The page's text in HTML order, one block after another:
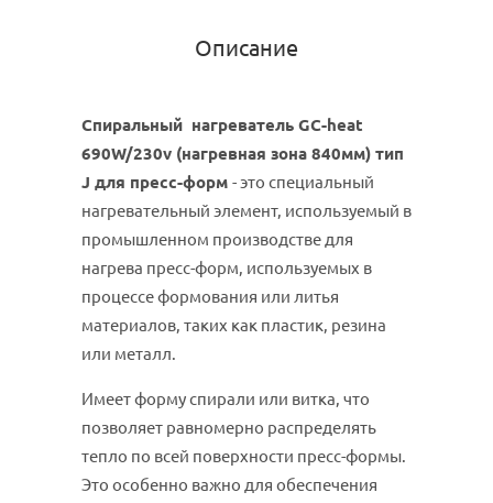
Описание
Спиральный нагреватель GC-heat
690W/230v (нагревная зона 840мм) тип
J для пресс-форм - это специальный
нагревательный элемент, используемый в
промышленном производстве для
нагрева пресс-форм, используемых в
процессе формования или литья
материалов, таких как пластик, резина
или металл.
Имеет форму спирали или витка, что
позволяет равномерно распределять
тепло по всей поверхности пресс-формы.
Это особенно важно для обеспечения